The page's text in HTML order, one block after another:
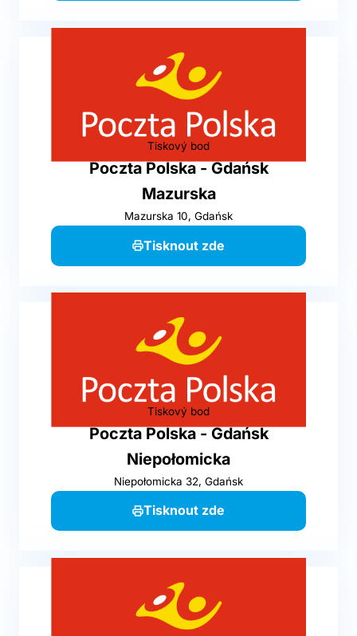
Tiskový bod
Poczta Polska - Gdańsk
Mazurska
Mazurska 10, Gdańsk
Tisknout zde
Tiskový bod
Poczta Polska - Gdańsk
Niepołomicka
Niepołomicka 32, Gdańsk
Tisknout zde